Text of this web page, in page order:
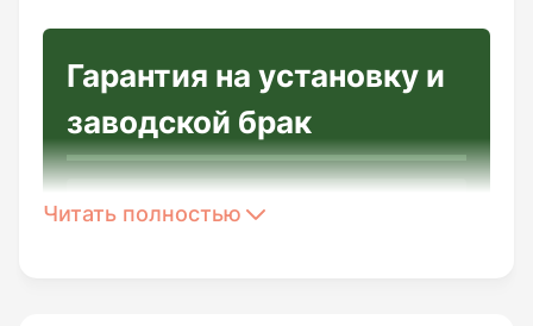
Гарантия на установку и
заводской брак
Перед установкой
Читать полностью